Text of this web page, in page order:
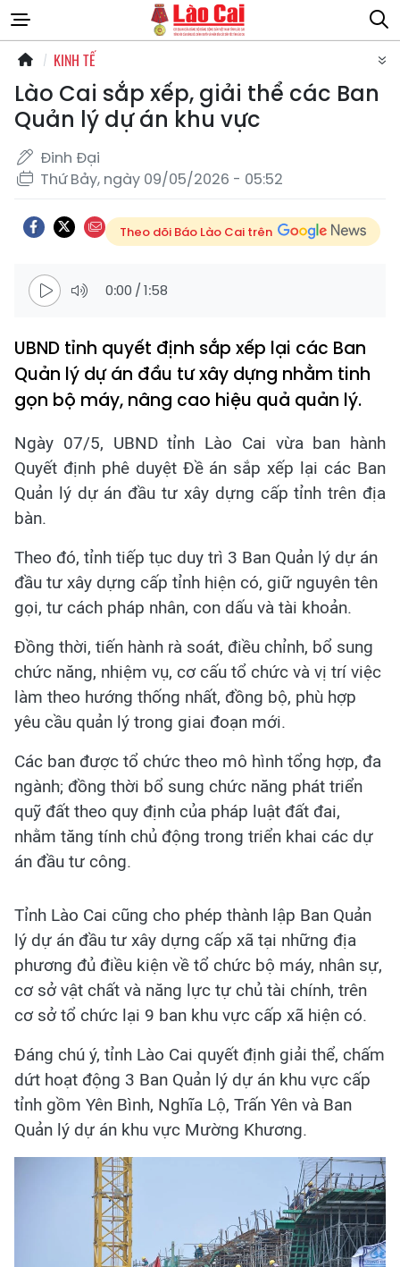
KINH TẾ
Lào Cai sắp xếp, giải thể các Ban
Quản lý dự án khu vực
Đinh Đại
Thứ Bảy, ngày 09/05/2026 - 05:52
Theo dõi Báo Lào Cai trên
0:00 /1:58
UBND tỉnh quyết định sắp xếp lại các Ban
Quản lý dự án đầu tư xây dựng nhằm tinh
gọn bộ máy, nâng cao hiệu quả quản lý.
Ngày 07/5, UBND tỉnh Lào Cai vừa ban hành
Quyết định phê duyệt Đề án sắp xếp lại các Ban
Quản lý dự án đầu tư xây dựng cấp tỉnh trên địa
bàn.
Theo đó, tỉnh tiếp tục duy trì 3 Ban Quản lý dự án
đầu tư xây dựng cấp tỉnh hiện có, giữ nguyên tên
gọi, tư cách pháp nhân, con dấu và tài khoản.
Đồng thời, tiến hành rà soát, điều chỉnh, bổ sung
chức năng, nhiệm vụ, cơ cấu tổ chức và vị trí việc
làm theo hướng thống nhất, đồng bộ, phù hợp
yêu cầu quản lý trong giai đoạn mới.
Các ban được tổ chức theo mô hình tổng hợp, đa
ngành; đồng thời bổ sung chức năng phát triển
quỹ đất theo quy định của pháp luật đất đai,
nhằm tăng tính chủ động trong triển khai các dự
án đầu tư công.
Tỉnh Lào Cai cũng cho phép thành lập Ban Quản
lý dự án đầu tư xây dựng cấp xã tại những địa
phương đủ điều kiện về tổ chức bộ máy, nhân sự,
cơ sở vật chất và năng lực tự chủ tài chính, trên
cơ sở tổ chức lại 9 ban khu vực cấp xã hiện có.
Đáng chú ý, tỉnh Lào Cai quyết định giải thể, chấm
dứt hoạt động 3 Ban Quản lý dự án khu vực cấp
tỉnh gồm Yên Bình, Nghĩa Lộ, Trấn Yên và Ban
Quản lý dự án khu vực Mường Khương.